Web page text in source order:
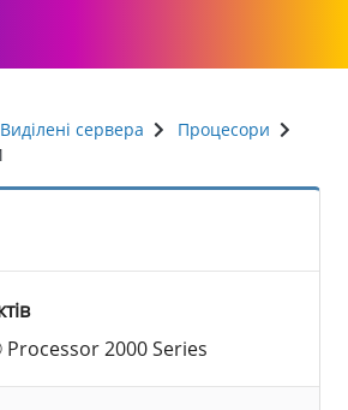
Виділені сервера
Процесори
2000 Series